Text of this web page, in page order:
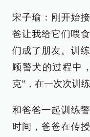
宋子瑜：刚开始
爸让我给它们喂
们成了朋友。训
顾警犬的过程中
克”，在一次次训
和爸爸一起训练
时间，爸爸在传